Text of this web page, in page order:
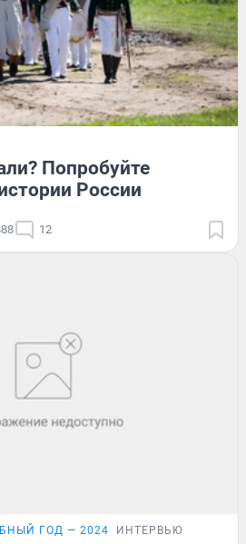
Попробуйте
России
12
ГОД — 2024 ИНТЕРВЬЮ